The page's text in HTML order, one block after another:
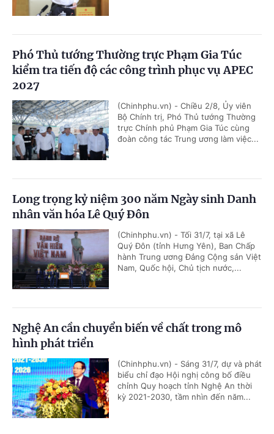
Phó Thủ tướng Thường trực Phạm Gia Túc
kiểm tra tiến độ các công trình phục vụ APEC
2027
(Chinhphu.vn) - Chiều 2/8, Ủy viên
Bộ Chính trị, Phó Thủ tướng Thường
trực Chính phủ Phạm Gia Túc cùng
đoàn công tác Trung ương làm việc...
Long trọng kỷ niệm 300 năm Ngày sinh Danh
nhân văn hóa Lê Quý Đôn
(Chinhphu.vn) - Tối 31/7, tại xã Lê
Quý Đôn (tỉnh Hưng Yên), Ban Chấp
hành Trung ương Đảng Cộng sản Việt
Nam, Quốc hội, Chủ tịch nước,...
Nghệ An cần chuyển biến về chất trong mô
hình phát triển
(Chinhphu.vn) - Sáng 31/7, dự và phát
biểu chỉ đạo Hội nghị công bố điều
chỉnh Quy hoạch tỉnh Nghệ An thời
kỳ 2021-2030, tầm nhìn đến năm...